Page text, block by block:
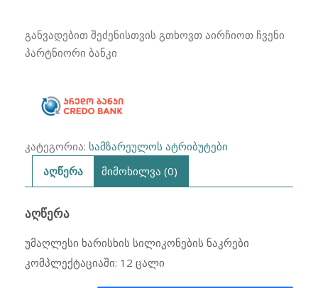
ნაკრები
განვადებით შეძენისთვის გთხოვთ აირჩიოთ ჩვენი
პარტნიორი ბანკი
კატეგორია: სამზარეულოს ატრიბუტები
აღწერა
მიმოხილვა (0)
ᲐᲦᲬᲔᲠᲐ
უმაღლესი ხარისხის სილიკონების ნაკრები
კომპლექტაციაში: 12 ცალი